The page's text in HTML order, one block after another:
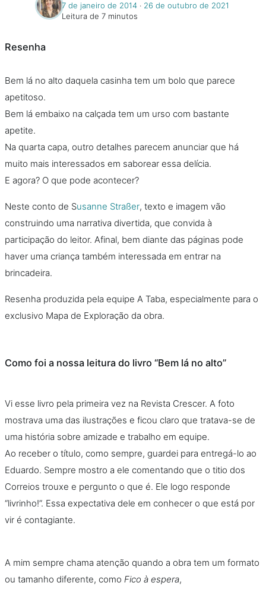
7 de janeiro de 2014 ‧ 26 de outubro de 2021
Leitura de 7 minutos
Resenha
Bem lá no alto daquela casinha tem um bolo que parece
apetitoso.
Bem lá embaixo na calçada tem um urso com bastante
apetite.
Na quarta capa, outro detalhes parecem anunciar que há
muito mais interessados em saborear essa delícia.
E agora? O que pode acontecer?
Neste conto de Susanne Straßer, texto e imagem vão
construindo uma narrativa divertida, que convida à
participação do leitor. Afinal, bem diante das páginas pode
haver uma criança também interessada em entrar na
brincadeira.
Resenha produzida pela equipe A Taba, especialmente para o
exclusivo Mapa de Exploração da obra.
Como foi a nossa leitura do livro “Bem lá no alto”
Vi esse livro pela primeira vez na Revista Crescer. A foto
mostrava uma das ilustrações e ficou claro que tratava-se de
uma história sobre amizade e trabalho em equipe.
Ao receber o título, como sempre, guardei para entregá-lo ao
Eduardo. Sempre mostro a ele comentando que o titio dos
Correios trouxe e pergunto o que é. Ele logo responde
“livrinho!”. Essa expectativa dele em conhecer o que está por
vir é contagiante.
A mim sempre chama atenção quando a obra tem um formato
ou tamanho diferente, como Fico à espera,